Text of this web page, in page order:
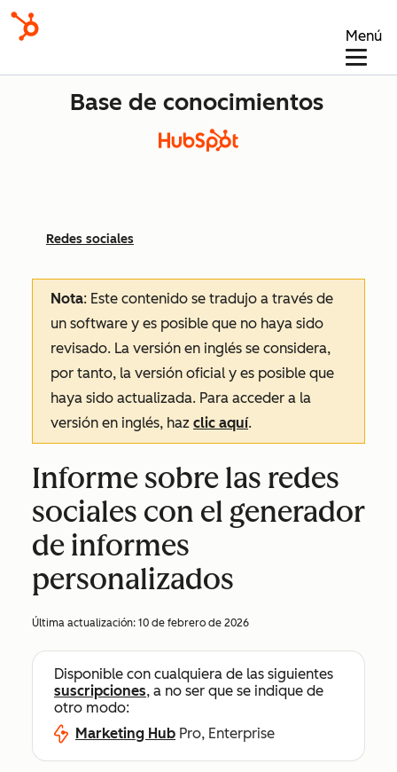
Menú
Base de conocimientos
Redes sociales
Nota: Este contenido se tradujo a través de
un software y es posible que no haya sido
revisado. La versión en inglés se considera,
por tanto, la versión oficial y es posible que
haya sido actualizada. Para acceder a la
versión en inglés, haz clic aquí.
Informe sobre las redes
sociales con el generador
de informes
personalizados
Última actualización: 10 de febrero de 2026
Disponible con cualquiera de las siguientes
suscripciones, a no ser que se indique de
otro modo:
Marketing Hub Pro, Enterprise